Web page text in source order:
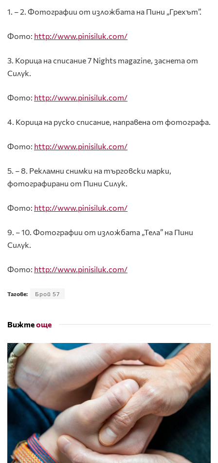
1. – 2. Фотографии от изложбата на Пини „Грехът”.
Фото: http://www.pinisiluk.com/
3. Корица на списание 7 Nights magazine, заснета от
Силук.
Фото: http://www.pinisiluk.com/
4. Корица на руско списание, направена от фотографа.
Фото: http://www.pinisiluk.com/
5. – 8. Рекламни снимки на търговски марки,
фотографирани от Пини Силук.
Фото: http://www.pinisiluk.com/
9. – 10. Фотографии от изложбата „Тела” на Пини
Силук.
Фото: http://www.pinisiluk.com/
Тагове: Брой 57
Вижтеоще